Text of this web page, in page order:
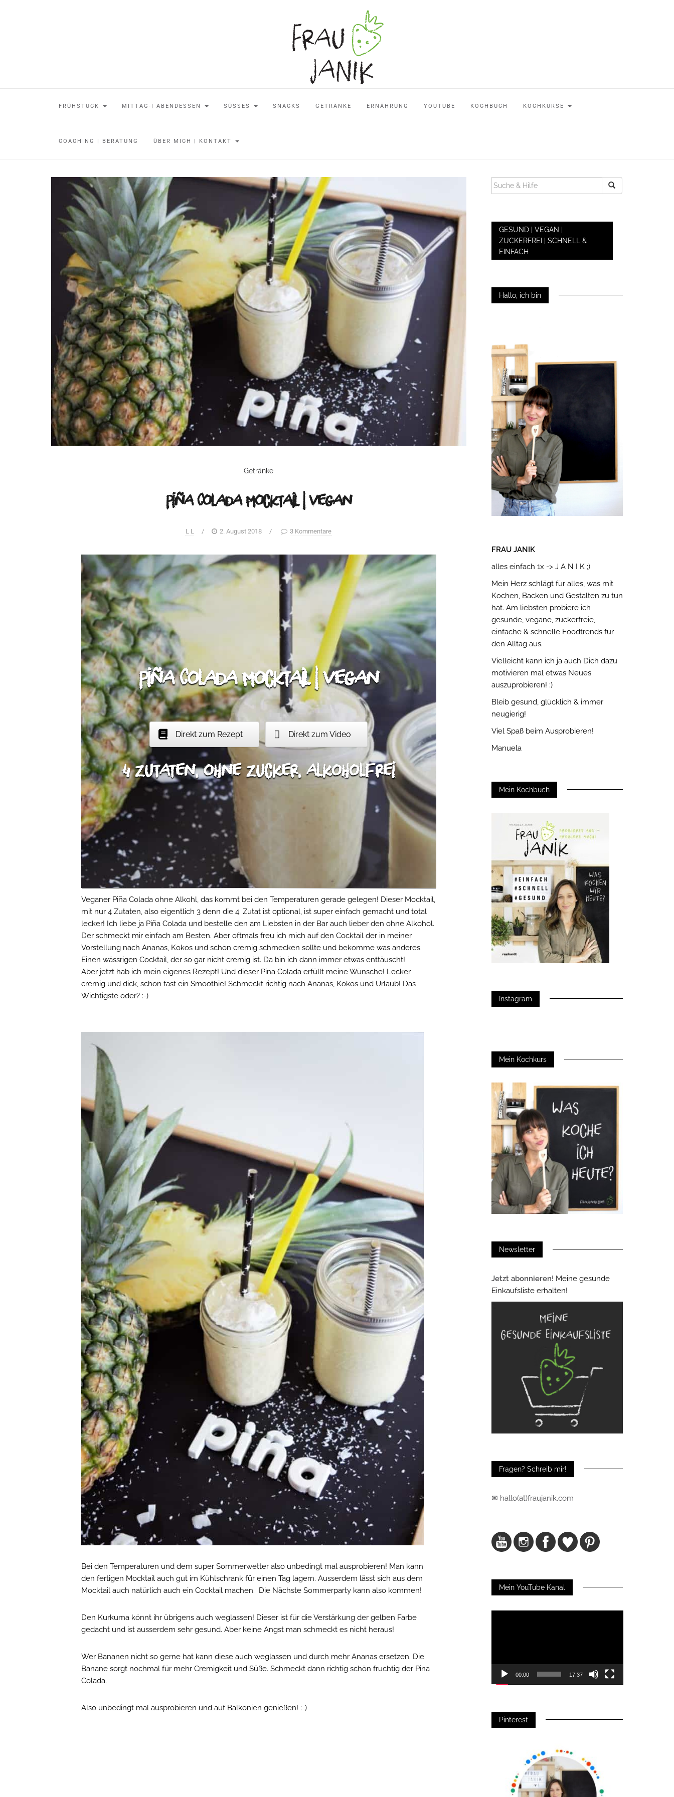
FRÜHSTÜCK MITTAG-| ABENDESSEN SÜSSES SNACKS GETRÄNKE ERNÄHRUNG YOUTUBE KOCHBUCH KOCHKURSE
COACHING | BERATUNG ÜBER MICH | KONTAKT
Getränke
Piña Colada Mocktail | vegan
L L / 2. August 2018 / 3 Kommentare
Piña Colada Mocktail | vegan
Direkt zum Rezept Direkt zum Video
4 Zutaten, ohne Zucker, alkoholfrei
Veganer Piña Colada ohne Alkohl, das kommt bei den Temperaturen gerade gelegen! Dieser Mocktail,
mit nur 4 Zutaten, also eigentlich 3 denn die 4. Zutat ist optional, ist super einfach gemacht und total
lecker! Ich liebe ja Piña Colada und bestelle den am Liebsten in der Bar auch lieber den ohne Alkohol.
Der schmeckt mir einfach am Besten. Aber oftmals freu ich mich auf den Cocktail der in meiner
Vorstellung nach Ananas, Kokos und schön cremig schmecken sollte und bekomme was anderes.
Einen wässrigen Cocktail, der so gar nicht cremig ist. Da bin ich dann immer etwas enttäuscht!
Aber jetzt hab ich mein eigenes Rezept! Und dieser Pina Colada erfüllt meine Wünsche! Lecker
cremig und dick, schon fast ein Smoothie! Schmeckt richtig nach Ananas, Kokos und Urlaub! Das
Wichtigste oder? :-)
Bei den Temperaturen und dem super Sommerwetter also unbedingt mal ausprobieren! Man kann
den fertigen Mocktail auch gut im Kühlschrank für einen Tag lagern. Ausserdem lässt sich aus dem
Mocktail auch natürlich auch ein Cocktail machen. Die Nächste Sommerparty kann also kommen!
Den Kurkuma könnt ihr übrigens auch weglassen! Dieser ist für die Verstärkung der gelben Farbe
gedacht und ist ausserdem sehr gesund. Aber keine Angst man schmeckt es nicht heraus!
Wer Bananen nicht so gerne hat kann diese auch weglassen und durch mehr Ananas ersetzen. Die
Banane sorgt nochmal für mehr Cremigkeit und Süße. Schmeckt dann richtig schön fruchtig der Pina
Colada.
Also unbedingt mal ausprobieren und auf Balkonien genießen! :-)
SUCHEN
NACH:
GESUND | VEGAN |
ZUCKERFREI | SCHNELL &
EINFACH
Hallo, ich bin
FRAU JANIK
alles einfach 1x -> J A N I K ;)
Mein Herz schlägt für alles, was mit
Kochen, Backen und Gestalten zu tun
hat. Am liebsten probiere ich
gesunde, vegane, zuckerfreie,
einfache & schnelle Foodtrends für
den Alltag aus.
Vielleicht kann ich ja auch Dich dazu
motivieren mal etwas Neues
auszuprobieren! :)
Bleib gesund, glücklich & immer
neugierig!
Viel Spaß beim Ausprobieren!
Manuela
Mein Kochbuch
Instagram
Mein Kochkurs
Newsletter
Jetzt abonnieren! Meine gesunde
Einkaufsliste erhalten!
Fragen? Schreib mir!
✉ hallo(at)fraujanik.com
Mein YouTube Kanal
00:00 17:37
Pinterest